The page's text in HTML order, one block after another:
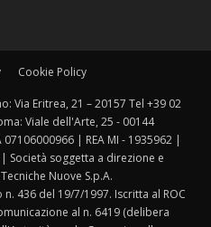
Cookie Policy
Via Eritrea, 21 – 20157 Tel +39 02
Viale dell'Arte, 25 - 00144
07106000966 | REA MI - 1935962 |
Società soggetta a direzione e
Nuove S.p.A.
436 del 19/7/1997. Iscritta al ROC
al n. 6419 (delibera